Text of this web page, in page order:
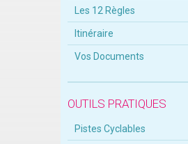
Les 12 Règles
Itinéraire
Vos Documents
OUTILS PRATIQUES
Pistes Cyclables